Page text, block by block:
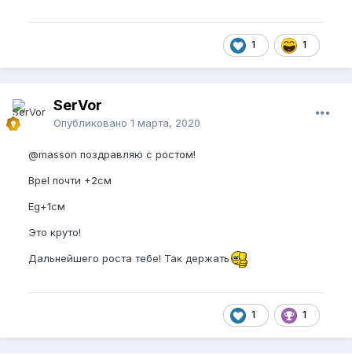
1 1
SerVor
Опубликовано 1 марта, 2020
@masson поздравляю с ростом!
Bpel почти +2см
Eg+1см
Это круто!
Дальнейшего роста тебе! Так держать
1 1